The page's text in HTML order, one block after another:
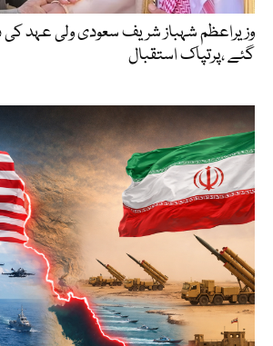
وزیراعظم شہباز شریف سعودی ولی عہد
گئے ،پرتپاک استقبال